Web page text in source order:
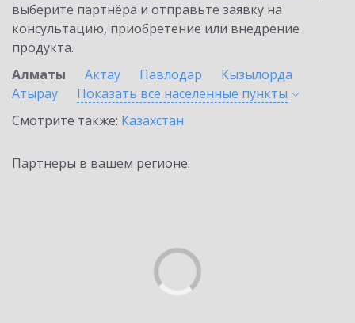
выберите партнёра и отправьте заявку на
консультацию, приобретение или внедрение
продукта.
Алматы
Актау Павлодар
Кызылорда
Атырау
Показать все населенные пункты
Смотрите также: Казахстан
Партнеры в вашем регионе: